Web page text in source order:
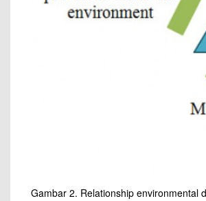
Gambar 2. Relationship environmental